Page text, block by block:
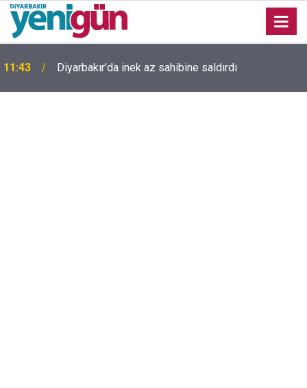
11:43 Diyarbakır’da inek az sahibine saldırdı